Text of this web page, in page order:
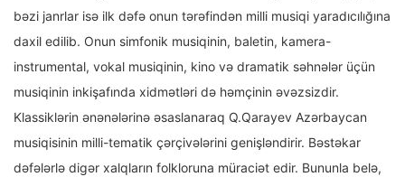
bəzi janrlar isə ilk dəfə onun tərəfindən milli musiqi yaradıcılığına
daxil edilib. Onun simfonik musiqinin, baletin, kamera-
instrumental, vokal musiqinin, kino və dramatik səhnələr üçün
musiqinin inkişafında xidmətləri də həmçinin əvəzsizdir.
Klassiklərin ənənələrinə əsaslanaraq Q.Qarayev Azərbaycan
musiqisinin milli-tematik çərçivələrini genişləndirir. Bəstəkar
dəfələrlə digər xalqların folkloruna müraciət edir. Bununla belə,